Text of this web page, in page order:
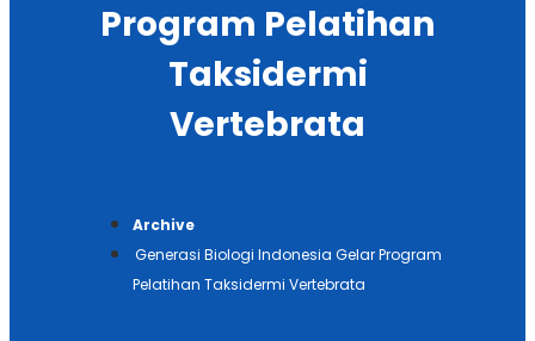
Program Pelatihan
Taksidermi
Vertebrata
Archive
Generasi Biologi Indonesia Gelar Program
Pelatihan Taksidermi Vertebrata